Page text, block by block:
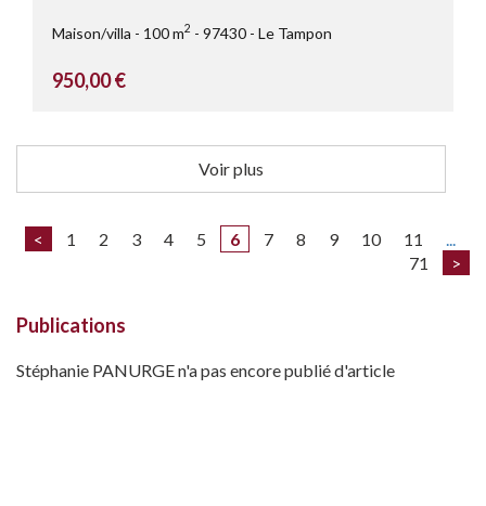
Maison/villa 100 m2 97430 Le Tampon
950,00 €
Voir plus
< 1 2 3 4 5 6 7 8 9 10 11
71
>
Publications
Stéphanie PANURGE n'a pas encore publié d'article